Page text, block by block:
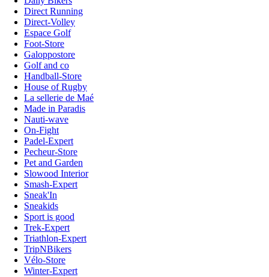
Direct Running
Direct-Volley
Espace Golf
Foot-Store
Galoppostore
Golf and co
Handball-Store
House of Rugby
La sellerie de Maé
Made in Paradis
Nauti-wave
On-Fight
Padel-Expert
Pecheur-Store
Pet and Garden
Slowood Interior
Smash-Expert
Sneak'In
Sneakids
Sport is good
Trek-Expert
Triathlon-Expert
TripNBikers
Vélo-Store
Winter-Expert